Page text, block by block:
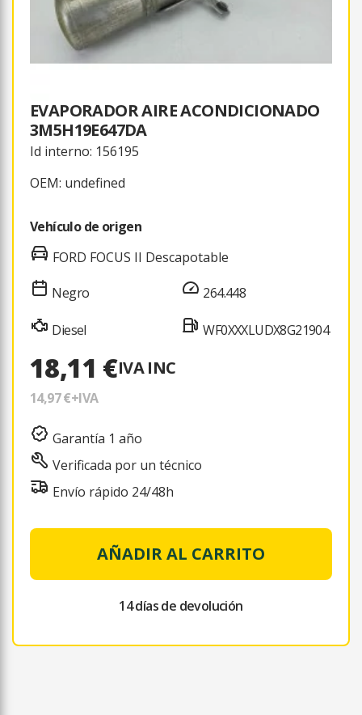
EVAPORADOR AIRE ACONDICIONADO
3M5H19E647DA
Id interno: 156195
OEM: undefined
Vehículo de origen
FORD FOCUS II Descapotable
Negro
Diesel
264.448
WF0XXXLUDX8G21904
18,11 €IVA INC
14,97 €+IVA
Garantía 1 año
Verificada por un técnico
Envío rápido 24/48h
AÑADIR AL CARRITO
14 días de devolución